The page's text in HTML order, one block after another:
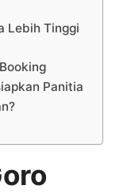
Lebih Tinggi
Panitia